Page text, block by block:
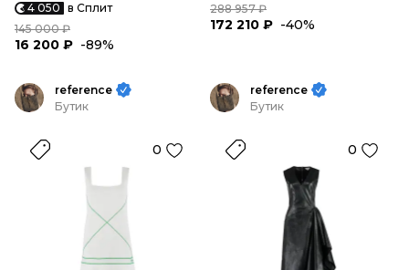
4 050 в Сплит
145 000 ₽
16 200 ₽ -89%
288 957 ₽
172 210 ₽ -40%
reference
Бутик
0
reference
Бутик
0